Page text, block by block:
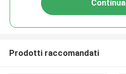
Continua
Prodotti raccomandati